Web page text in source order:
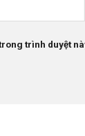
trình duyệt